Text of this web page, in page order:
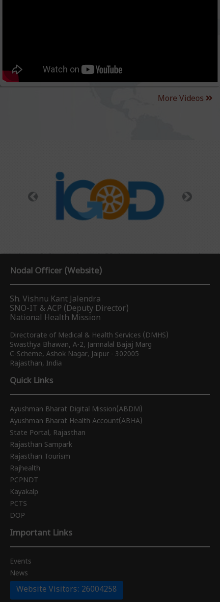
More Videos
Previous Next
Nodal Officer (Website)
Sh. Vishnu Kant Jalendra
SNO-IT & ACP (Deputy Director)
National Health Mission
Directorate of Medical & Health Services (DMHS)
Swasthya Bhawan, A-2, Jamnalal Bajaj Marg
C-Scheme, Ashok Nagar, Jaipur - 302005
Rajasthan, India
Quick Links
Ayushman Bharat Digital Mission(ABDM)
Ayushman Bharat Health Account(ABHA)
State Portal, Rajasthan
Rajasthan Sampark
Rajasthan Tourism
Rajhealth
PCPNDT
Kayakalp
PCTS
DOP
Important Links
Events
News
Website Visitors: 26004258